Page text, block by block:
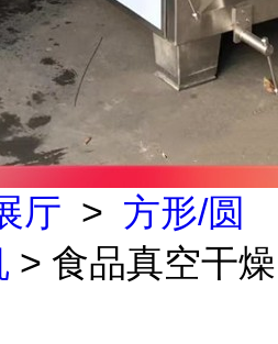
厅 > 方形/圆
> 食品真空干燥